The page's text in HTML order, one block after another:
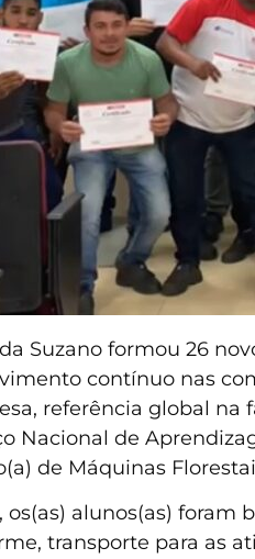
Suzano formou 26
contínuo nas
referência global
Nacional de
de Máquinas
os(as) alunos(as)
transporte para as